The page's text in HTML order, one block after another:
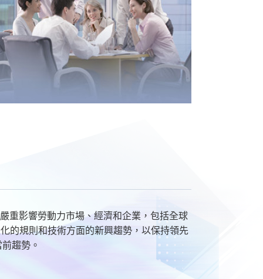
重影響勞動力市場、經濟和企業，包括全球
的規則和技術方面的新興趨勢，以保持領先
趨勢。